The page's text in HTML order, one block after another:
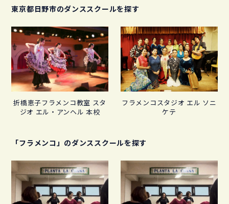
東京都日野市のダンススクールを探す
折橋恵子フラメンコ教室 スタ
ジオ エル・アンヘル 本校
フラメンコスタジオ エル ソニ
ケテ
「フラメンコ」のダンススクールを探す